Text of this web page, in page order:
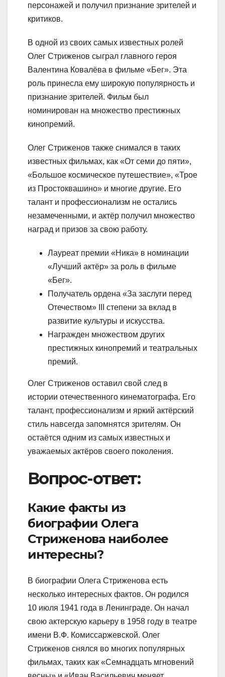
персонажей и получил признание зрителей и
критиков.
В одной из своих самых известных ролей
Олег Стриженов сыграл главного героя
Валентина Ковалёва в фильме «Бег». Эта
роль принесла ему широкую популярность и
признание зрителей. Фильм был
номинирован на множество престижных
кинопремий.
Олег Стриженов также снимался в таких
известных фильмах, как «От семи до пяти»,
«Большое космическое путешествие», «Трое
из Простоквашино» и многие другие. Его
талант и профессионализм не остались
незамеченными, и актёр получил множество
наград и призов за свою работу.
Лауреат премии «Ника» в номинации
«Лучший актёр» за роль в фильме
«Бег».
Получатель ордена «За заслуги перед
Отечеством» III степени за вклад в
развитие культуры и искусства.
Награжден множеством других
престижных кинопремий и театральных
премий.
Олег Стриженов оставил свой след в
истории отечественного кинематографа. Его
талант, профессионализм и яркий актёрский
стиль навсегда запомнятся зрителям. Он
остаётся одним из самых известных и
уважаемых актёров своего поколения.
Вопрос-ответ:
Какие факты из
биографии Олега
Стриженова наиболее
интересны?
В биографии Олега Стриженова есть
несколько интересных фактов. Он родился
10 июля 1941 года в Ленинграде. Он начал
свою актерскую карьеру в 1958 году в театре
имени В.Ф. Комиссаржевской. Олег
Стриженов снялся во многих популярных
фильмах, таких как «Семнадцать мгновений